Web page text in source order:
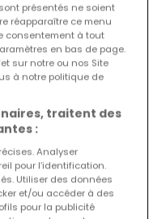
présentés ne soient
réapparaître ce menu
consentement à tout
en bas de page.
sur notre ou nos Site
à notre politique de
traitent des
:
Analyser
pour l’identification.
Utiliser des données
et/ou accéder à des
pour la publicité